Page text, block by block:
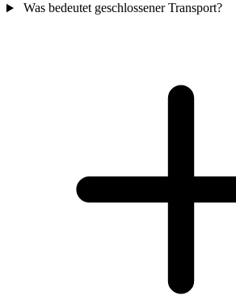
Was bedeutet geschlossener Transport?